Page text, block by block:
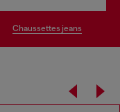
chaussettes jeans